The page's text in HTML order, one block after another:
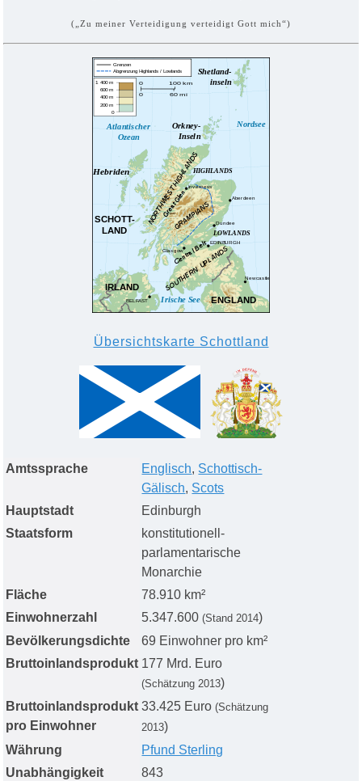
(„Zu meiner Verteidigung verteidigt Gott mich“)
Übersichtskarte Schottland
Amtssprache Englisch, Schottisch-
Gälisch, Scots
Hauptstadt
Edinburgh
Staatsform
konstitutionell-
parlamentarische
Monarchie
Fläche
78.910 km²
Einwohnerzahl
5.347.600(Stand 2014)
Bevölkerungsdichte
69 Einwohner pro km²
Bruttoinlandsprodukt 177 Mrd. Euro
(Schätzung 2013)
Bruttoinlandsprodukt
pro Einwohner
33.425 Euro (Schätzung
2013)
Währung
Pfund Sterling
Unabhängigkeit
843